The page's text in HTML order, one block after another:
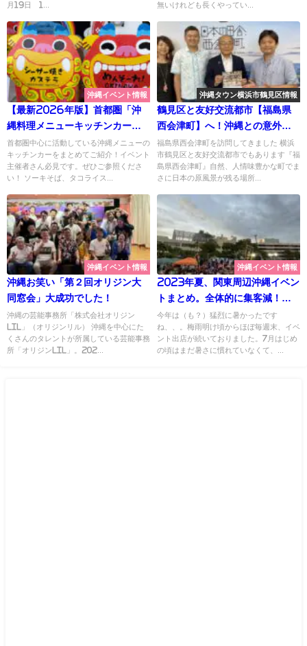
月19日 1...
無いけれども長くやってい...
沖縄イベント情報
【最新2026年版】首都圏「沖
縄料理メニューキッチンカー」
ご紹介
首都圏中心に活動している沖縄メニューの
キッチンカーをまとめてご紹介！イベント
主催者さん必見です。ぜひご参照くださ
い！ ソーキそば、タコライス...
沖縄タウン横浜市鶴見区情報
鶴見区と友好交流都市【福島県
西会津町】へ！沖縄との意外な
繋がり！？
福島県西会津町を訪問してきました 横浜
市鶴見区と友好交流都市でもあります『福
島県西会津町』自然、人情味豊かな町でま
さに日本の原風景が残る場所...
沖縄イベント情報
沖縄お笑い「第２回オリジン大
同窓会」大成功でした！
沖縄の芸能事務所「株式会社オリジン
lil」（オリジンリル） 沖縄を中心にた
くさんのタレントが所属している芸能事務
所「オリジンlil」。202...
沖縄イベント情報
2023年夏、関東周辺沖縄イベン
トまとめ。全体的に集客減！？
は 3つの要因か？
今年は（も？）猛烈に暑かったです
ね、、。梅雨明け頃からほぼ毎週末、イベ
ント出店が続いておりました。7月はじめ
の頃はまだ暑さに慣れていなくて、...